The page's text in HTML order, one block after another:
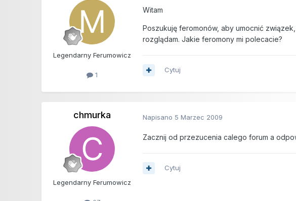
Legendarny Ferumowicz
1
Witam
Poszukuję feromonów, aby umocnić
rozglądam. Jakie feromony mi polecacie?
Cytuj
chmurka
Legendarny Ferumowicz
Napisano 5 Marzec 2009
Zacznij od przezucenia calego forum a
Cytuj